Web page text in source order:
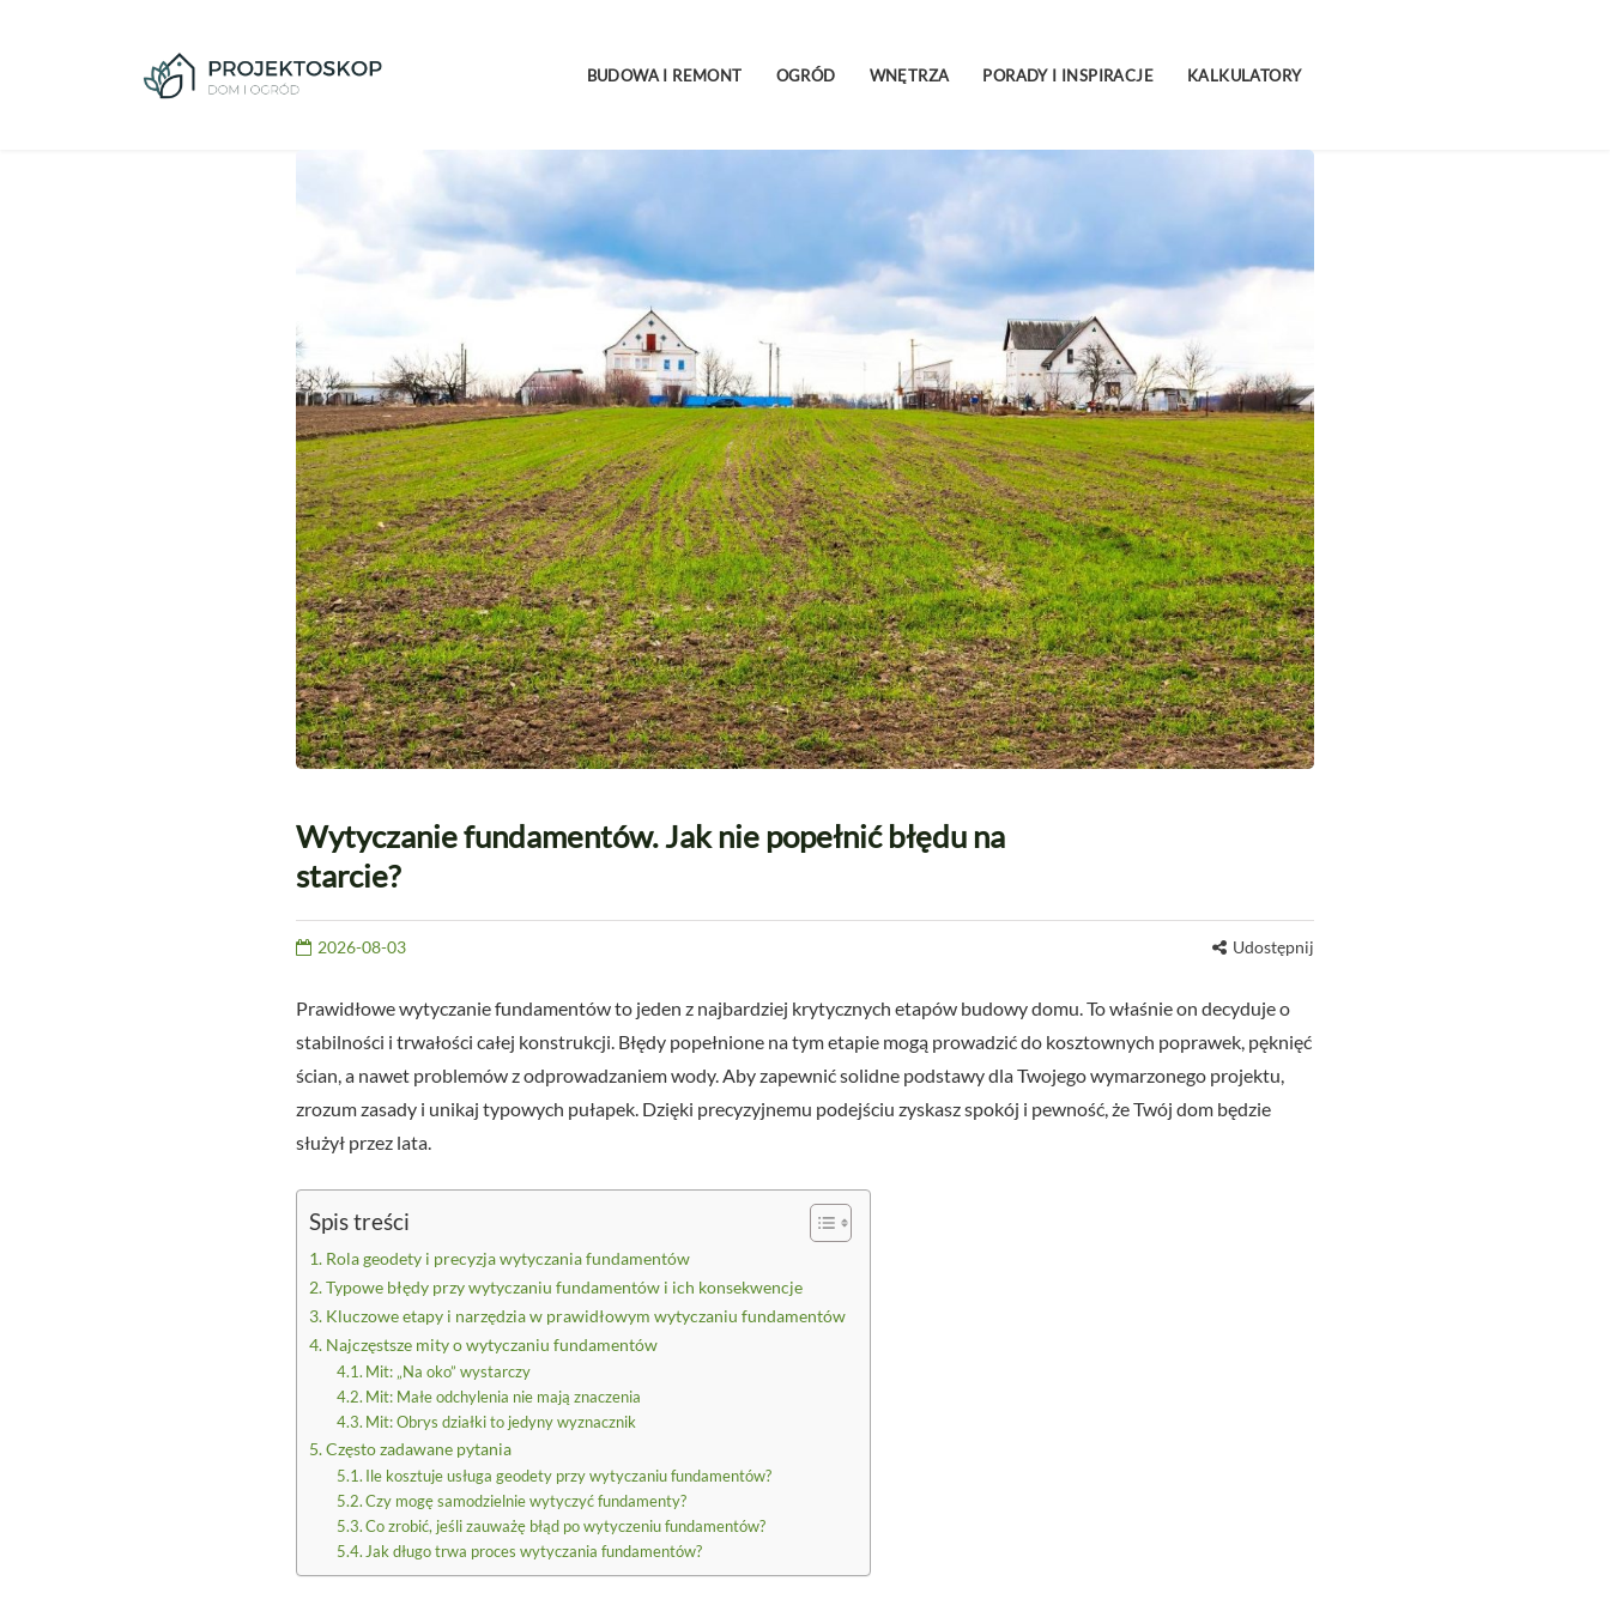
BUDOWA I REMONT OGRÓD WNĘTRZA PORADY I INSPIRACJE KALKULATORY
Wytyczanie fundamentów. Jak nie popełnić błędu na
starcie?
2026-08-03 Udostępnij
Prawidłowe wytyczanie fundamentów to jeden z najbardziej krytycznych etapów budowy domu. To właśnie on decyduje o
stabilności i trwałości całej konstrukcji. Błędy popełnione na tym etapie mogą prowadzić do kosztownych poprawek, pęknięć
ścian, a nawet problemów z odprowadzaniem wody. Aby zapewnić solidne podstawy dla Twojego wymarzonego projektu,
zrozum zasady i unikaj typowych pułapek. Dzięki precyzyjnemu podejściu zyskasz spokój i pewność, że Twój dom będzie
służył przez lata.
Spis treści
Rola geodety i precyzja wytyczania fundamentów
Typowe błędy przy wytyczaniu fundamentów i ich konsekwencje
Kluczowe etapy i narzędzia w prawidłowym wytyczaniu fundamentów
Najczęstsze mity o wytyczaniu fundamentów
Mit: „Na oko” wystarczy
Mit: Małe odchylenia nie mają znaczenia
Mit: Obrys działki to jedyny wyznacznik
Często zadawane pytania
Ile kosztuje usługa geodety przy wytyczaniu fundamentów?
Czy mogę samodzielnie wytyczyć fundamenty?
Co zrobić, jeśli zauważę błąd po wytyczeniu fundamentów?
Jak długo trwa proces wytyczania fundamentów?